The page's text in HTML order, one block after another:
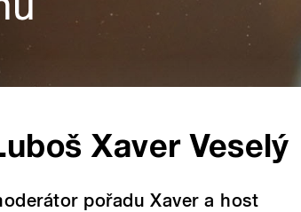
Xaver Veselý
pořadu Xaver a host